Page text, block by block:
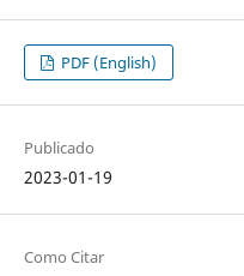
PDF (English)
Publicado
2023-01-19
Como Citar